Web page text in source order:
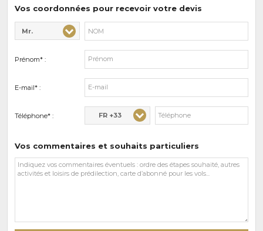
Vos coordonnées pour recevoir votre devis
Civilité* :
Mr.
Nom* :
Prénom* :
E-mail* :
Téléphone* : FR +33
Vos commentaires et souhaits particuliers
Vos
commentaires